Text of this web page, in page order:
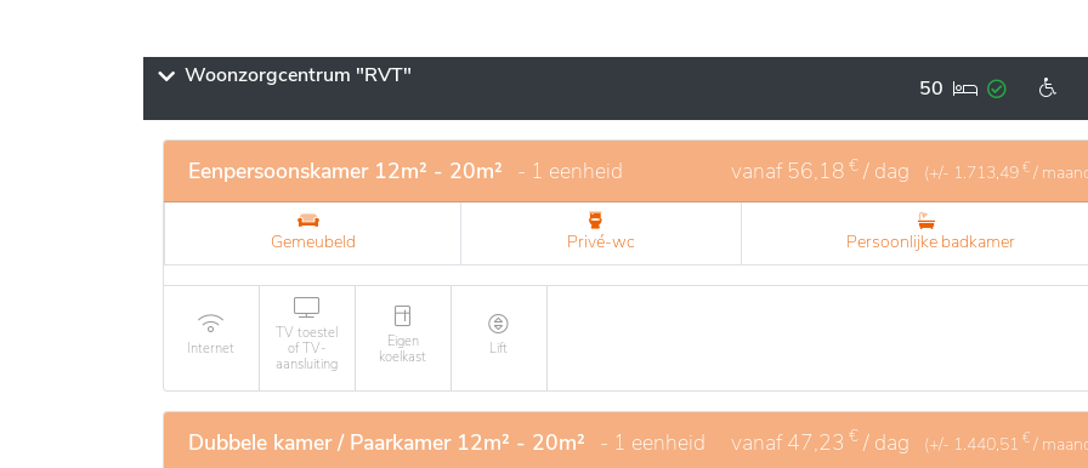
Woonzorgcentrum "RVT" 50
Eenpersoonskamer 12m² - 20m² - 1 eenheid vanaf 56,18 € / dag (+/- 1.713,49 € /
Gemeubeld Privé-wc Persoonlijke badkamer
Internet
TV toestel
of TV-
aansluiting
Eigen
koelkast
Lift
Dubbele kamer / Paarkamer 12m² - 20m² - 1 eenheid vanaf47,23 € / dag (+/- 1.440,51 € /